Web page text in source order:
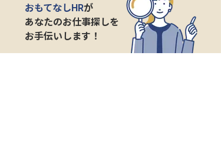
おもてなしHRが
あなたのお仕事探しを
お手伝いします！